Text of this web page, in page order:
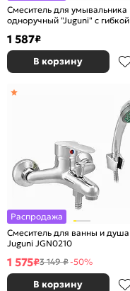
Смеситель для умывальника
одноручный "Juguni" с гибкой
1 587₽
В корзину
Распродажа
Смеситель для ванны и душа
Juguni JGN0210
1 575₽3 149 ₽-50%
В корзину